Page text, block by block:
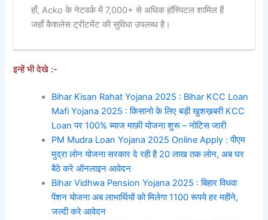
हाँ, Acko के नेटवर्क में 7,000+ से अधिक हॉस्पिटल शामिल हैं
जहाँ कैशलेस ट्रीटमेंट की सुविधा उपलब्ध है।
इन्हें भी देखे :-
Bihar Kisan Rahat Yojana 2025 : Bihar KCC Loan
Mafi Yojana 2025 : किसानो के लिए बड़ी खुशख़बरी KCC
Loan पर 100% ब्याज माफ़ी योजना शुरू – नोटिस जारी
PM Mudra Loan Yojana 2025 Online Apply : पीएम
मुद्रा लोन योजना सरकार दे रही है 20 लाख तक लोन, अब घर
बैठे करे ऑनलाइन आवेदन
Bihar Vidhwa Pension Yojana 2025 : बिहार विधवा
पेंशन योजना अब लाभार्थियों को मिलेगा 1100 रूपये हर महीने,
जल्दी करे आवेदन